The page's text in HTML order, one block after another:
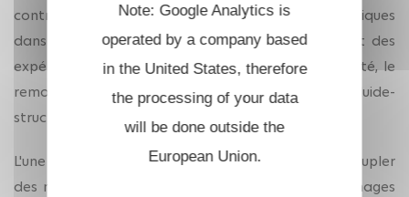
contraction musculaire aux processus micrométriques
dans les alvéoles, nous utilisons la modélisation et des
expériences multi-échelles pour saisir la contractilité, le
remodelage, la croissance et les interactions fluide-
structure.
L'une de nos principales orientations consiste à coupler
des modèles avec les données des patients. Les images
Note: Google Analytics is
operated by a company based
in the United States, therefore
the processing of your data
will be done outside the
European Union.